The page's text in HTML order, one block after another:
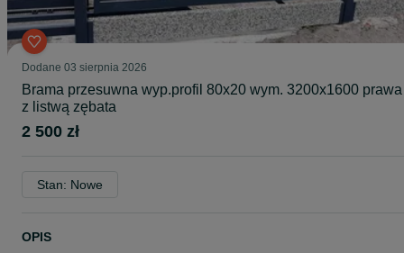
Dodane 03 sierpnia 2026
Brama przesuwna wyp.profil 80x20 wym. 3200x1600 prawa
z listwą zębata
2 500 zł
Stan: Nowe
OPIS